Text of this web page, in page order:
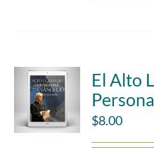
El Alto
$8.00